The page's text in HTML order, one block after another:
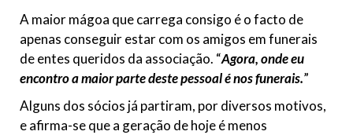
A maior mágoa que carrega consigo é o facto de
apenas conseguir estar com os amigos em funerais
de entes queridos da associação. “Agora, onde eu
encontro a maior parte deste pessoal é nos funerais.”
Alguns dos sócios já partiram, por diversos motivos,
e afirma-se que a geração de hoje é menos